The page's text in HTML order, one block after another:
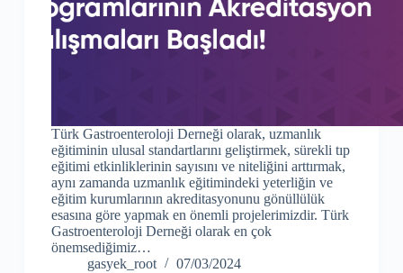
Türk Gastroenteroloji Derneği olarak, uzmanlık
eğitiminin ulusal standartlarını geliştirmek, sürekli tıp
eğitimi etkinliklerinin sayısını ve niteliğini arttırmak,
aynı zamanda uzmanlık eğitimindeki yeterliğin ve
eğitim kurumlarının akreditasyonunu gönüllülük
esasına göre yapmak en önemli projelerimizdir. Türk
Gastroenteroloji Derneği olarak en çok
önemsediğimiz…
gasyek_root
07/03/2024